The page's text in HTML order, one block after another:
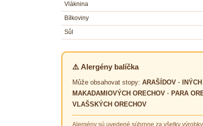
Vláknina
Bílkoviny
Sůl
⚠️ Alergény balíčka
Může obsahovat stopy: ARAŠÍDOV ·
MAKADAMIOVÝCH ORECHOV · PARA
VLAŠSKÝCH ORECHOV